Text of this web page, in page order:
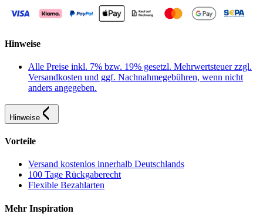
Hinweise
Alle Preise inkl. 7% bzw. 19% gesetzl. Mehrwertsteuer zzgl.
Versandkosten und ggf. Nachnahmegebühren, wenn nicht
anders angegeben.
Hinweise
Vorteile
Versand kostenlos innerhalb Deutschlands
100 Tage Rückgaberecht
Flexible Bezahlarten
Mehr Inspiration